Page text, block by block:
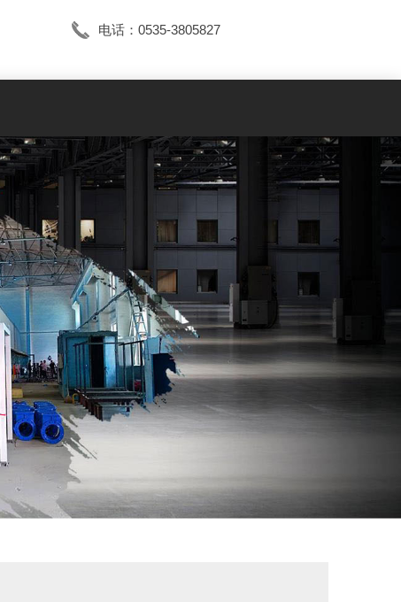
电话：0535-3805827